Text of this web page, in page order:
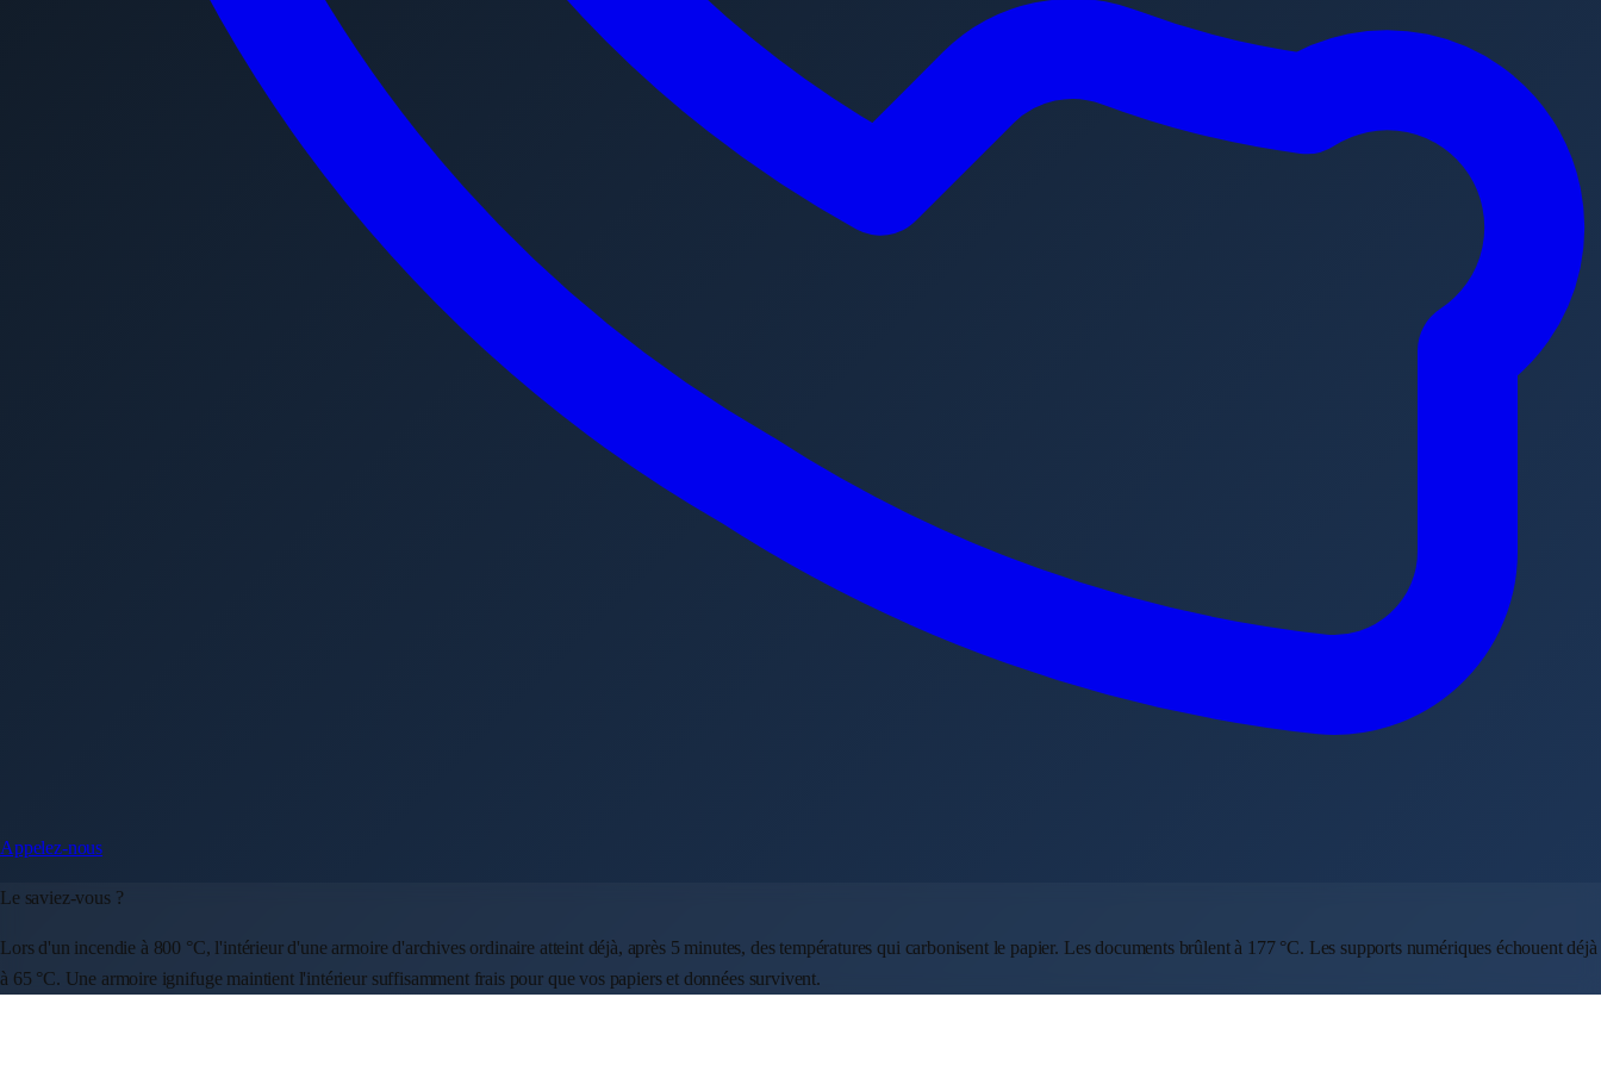
Appelez-nous
Le saviez-vous ?
Lors d'un incendie à 800 °C, l'intérieur d'une armoire d'archives ordinaire atteint déjà, après 5 minutes, des températures qui carbonisent le papier. Les documents brûlent à 177 °C. Les supports numériques échouent déjà
à 65 °C. Une armoire ignifuge maintient l'intérieur suffisamment frais pour que vos papiers et données survivent.